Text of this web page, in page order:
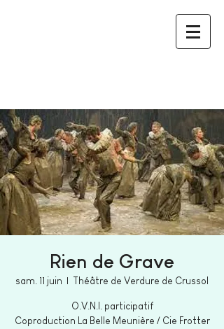
Rien de Grave
sam. 11 juin
  |
Théâtre de Verdure de Crussol
O.V.N.I. participatif
Coproduction La Belle Meunière / Cie Frotter